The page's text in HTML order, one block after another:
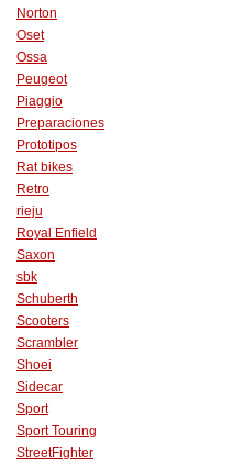
Norton
Oset
Ossa
Peugeot
Piaggio
Preparaciones
Prototipos
Rat bikes
Retro
rieju
Royal Enfield
Saxon
sbk
Schuberth
Scooters
Scrambler
Shoei
Sidecar
Sport
Sport Touring
StreetFighter